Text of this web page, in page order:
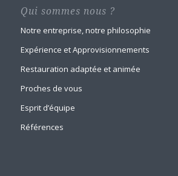
Qui sommes nous ?
Notre entreprise, notre philosophie
Expérience et Approvisionnements
Restauration adaptée et animée
Proches de vous
Esprit d’équipe
Références